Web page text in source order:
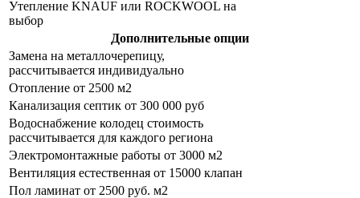
Утепление KNAUF или ROCKWOOL на
выбор
Дополнительные опции
Замена на металлочерепицу,
рассчитывается индивидуально
Отопление от 2500 м2
Канализация септик от 300 000 руб
Водоснабжение колодец стоимость
рассчитывается для каждого региона
Электромонтажные работы от 3000 м2
Вентиляция естественная от 15000 клапан
Пол ламинат от 2500 руб. м2